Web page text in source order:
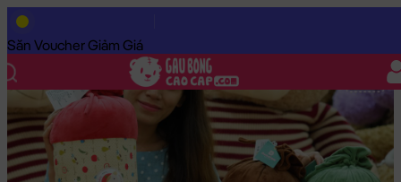
Săn Voucher Giảm Giá
Trang Chủ